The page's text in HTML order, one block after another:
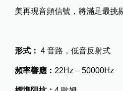
美再現音頻信號，將滿足最挑
形式： 4 音路，低音反射式
頻率響應： 22Hz – 50000Hz